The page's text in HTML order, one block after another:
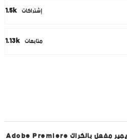
1.5k إشتراكات
1.13k متابعات